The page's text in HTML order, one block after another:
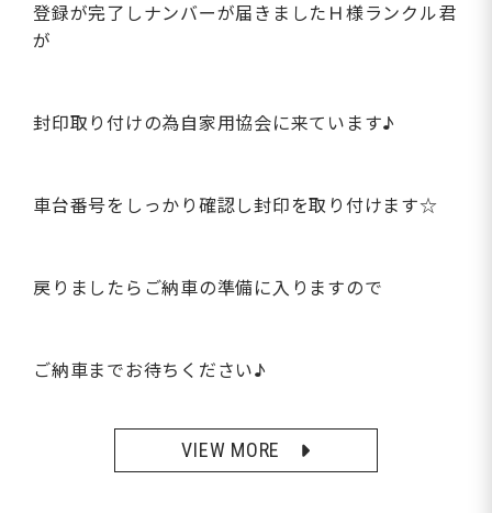
登録が完了しナンバーが届きましたＨ様ランクル君
が
封印取り付けの為自家用協会に来ています♪
車台番号をしっかり確認し封印を取り付けます☆
戻りましたらご納車の準備に入りますので
ご納車までお待ちください♪
VIEW MORE